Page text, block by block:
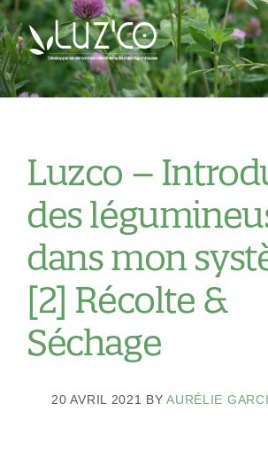
Luzco –
des
dans mon
[2] Récolte &
Séchage
20 AVRIL 2021 BYAURÉLIE